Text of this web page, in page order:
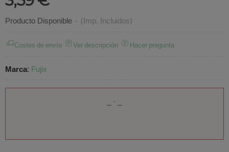
Producto Disponible - (Imp. Incluidos)
Costes de envío Ver descripción Hacer pregunta
Marca: Fujix